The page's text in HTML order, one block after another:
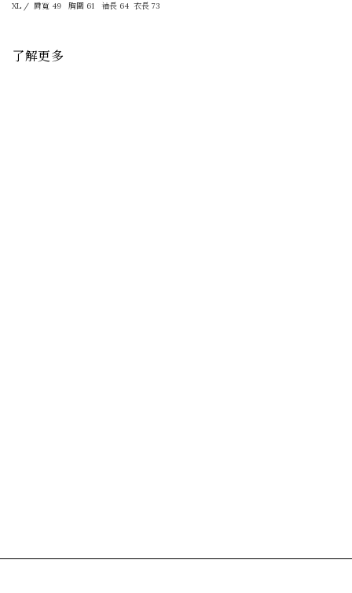
XL / 肩寬 49 胸圍 61 袖長 64 衣長 73
了解更多